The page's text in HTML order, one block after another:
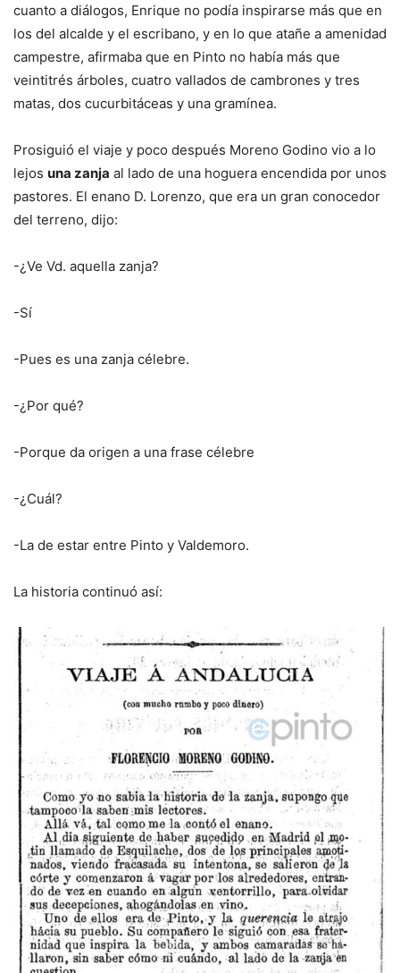
cuanto a diálogos, Enrique no podía inspirarse más que en
los del alcalde y el escribano, y en lo que atañe a amenidad
campestre, afirmaba que en Pinto no había más que
veintitrés árboles, cuatro vallados de cambrones y tres
matas, dos cucurbitáceas y una gramínea.
Prosiguió el viaje y poco después Moreno Godino vio a lo
lejos una zanja al lado de una hoguera encendida por unos
pastores. El enano D. Lorenzo, que era un gran conocedor
del terreno, dijo:
-¿Ve Vd. aquella zanja?
-Sí
-Pues es una zanja célebre.
-¿Por qué?
-Porque da origen a una frase célebre
-¿Cuál?
-La de estar entre Pinto y Valdemoro.
La historia continuó así: